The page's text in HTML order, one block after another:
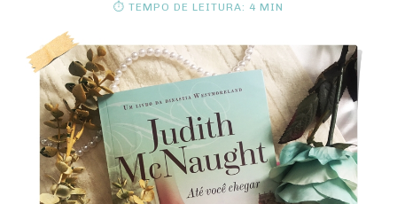
⏱ TEMPO DE LEITURA: 4 MIN